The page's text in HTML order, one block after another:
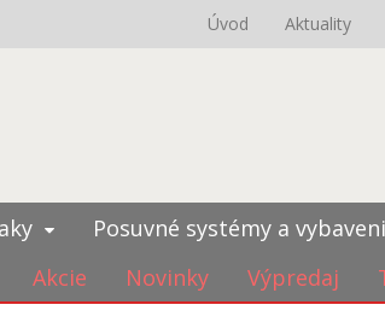
Úvod Aktuality
Posuvné systémy a
Akcie
Novinky Výpredaj